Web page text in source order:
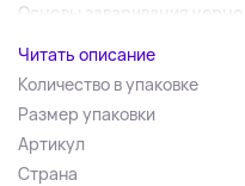
Основы заваривания
Читать описание
Количество в упаковке
Размер упаковки
Артикул
Страна